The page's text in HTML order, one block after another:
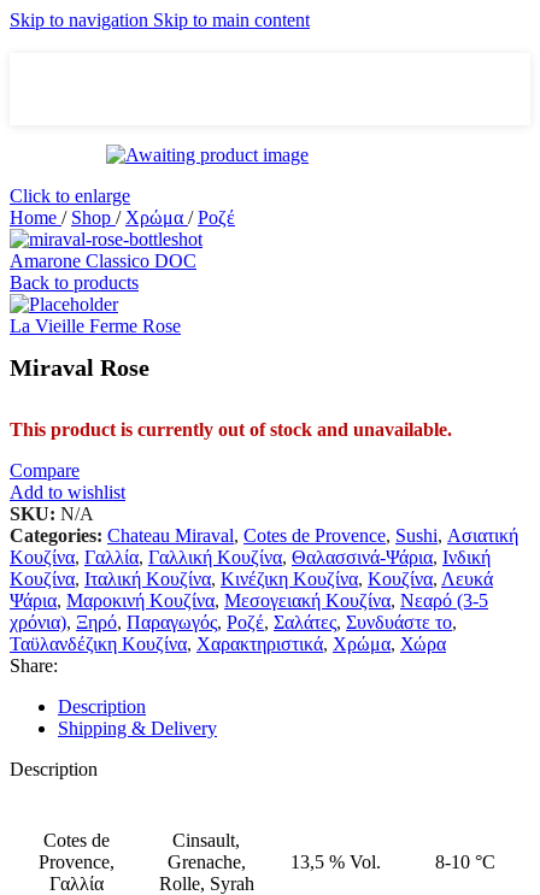
Skip to navigation Skip to main content
Click to enlarge
Home / Shop / Χρώμα / Ροζέ
Amarone Classico DOC
Back to products
La Vieille Ferme Rose
Miraval Rose
This product is currently out of stock and unavailable.
Compare
Add to wishlist
SKU: N/A
Categories: Chateau Miraval, Cotes de Provence, Sushi, Ασιατική
Κουζίνα, Γαλλία, Γαλλική Κουζίνα, Θαλασσινά-Ψάρια, Ινδική
Κουζίνα, Ιταλική Κουζίνα, Κινέζικη Κουζίνα, Κουζίνα, Λευκά
Ψάρια, Μαροκινή Κουζίνα, Μεσογειακή Κουζίνα, Νεαρό (3-5
χρόνια), Ξηρό, Παραγωγός, Ροζέ, Σαλάτες, Συνδυάστε το,
Ταϋλανδέζικη Κουζίνα, Χαρακτηριστικά, Χρώμα, Χώρα
Share:
Description
Shipping & Delivery
Description
Cotes de
Provence,
Γαλλία
Cinsault,
Grenache,
Rolle, Syrah
13,5 % Vol. 8-10 °C